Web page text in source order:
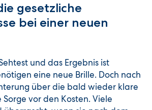
gesetzliche
bei einer neuen
und das Ergebnis ist
eine neue Brille. Doch nach
über die bald wieder klare
vor den Kosten. Viele